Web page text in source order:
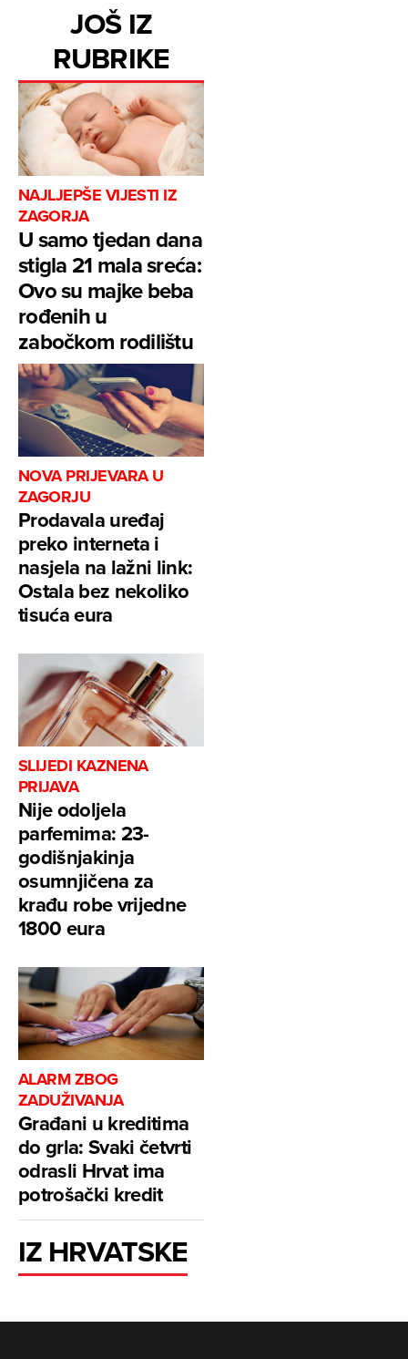
JOŠ IZ
RUBRIKE
NAJLJEPŠE VIJESTI IZ
ZAGORJA
U samo tjedan dana
stigla 21 mala sreća:
Ovo su majke beba
rođenih u
zabočkom rodilištu
NOVA PRIJEVARA U
ZAGORJU
Prodavala uređaj
preko interneta i
nasjela na lažni link:
Ostala bez nekoliko
tisuća eura
SLIJEDI KAZNENA
PRIJAVA
Nije odoljela
parfemima: 23-
godišnjakinja
osumnjičena za
krađu robe vrijedne
1800 eura
ALARM ZBOG
ZADUŽIVANJA
Građani u kreditima
do grla: Svaki četvrti
odrasli Hrvat ima
potrošački kredit
IZ HRVATSKE